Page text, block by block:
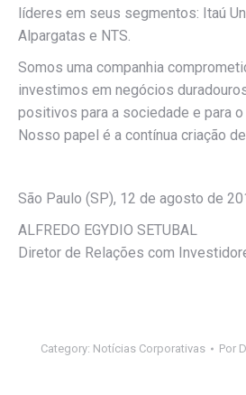
líderes em seus segmentos: Itaú
Alpargatas e NTS.
Somos uma companhia
investimos em negócios
positivos para a sociedade e para
Nosso papel é a contínua criação
São Paulo (SP), 12 de agosto de
ALFREDO EGYDIO SETUBAL
Diretor de Relações com
Category: Notícias Corporativas Por